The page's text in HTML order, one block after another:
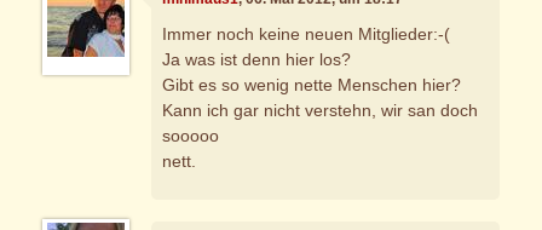
Immer noch keine neuen Mitglieder:-(
Ja was ist denn hier los?
Gibt es so wenig nette Menschen hier?
Kann ich gar nicht verstehn, wir san doch
sooooo
nett.